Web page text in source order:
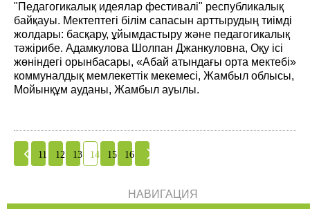
"Педагогикалық идеялар фестивалі" республикалық
байқауы. Мектептегі білім сапасын арттырудың тиімді
жолдары: басқару, ұйымдастыру және педагогикалық
тәжірибе. Адамкулова Шолпан Джанкуловна, Оқу ісі
жөніндегі орынбасары, «Абай атындағы орта мектебі»
коммуналдық мемлекеттік мекемесі, Жамбыл облысы,
Мойынқұм ауданы, Жамбыл ауылы.
11 12 13 14 15 16
НАВИГАЦИЯ